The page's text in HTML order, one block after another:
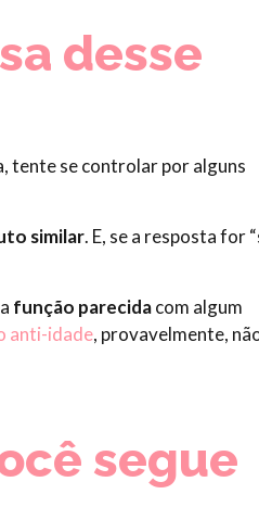
desse
tente se controlar por alguns
similar. E, se a resposta for
função parecidacom algum
anti-idade, provavelmente,
segue